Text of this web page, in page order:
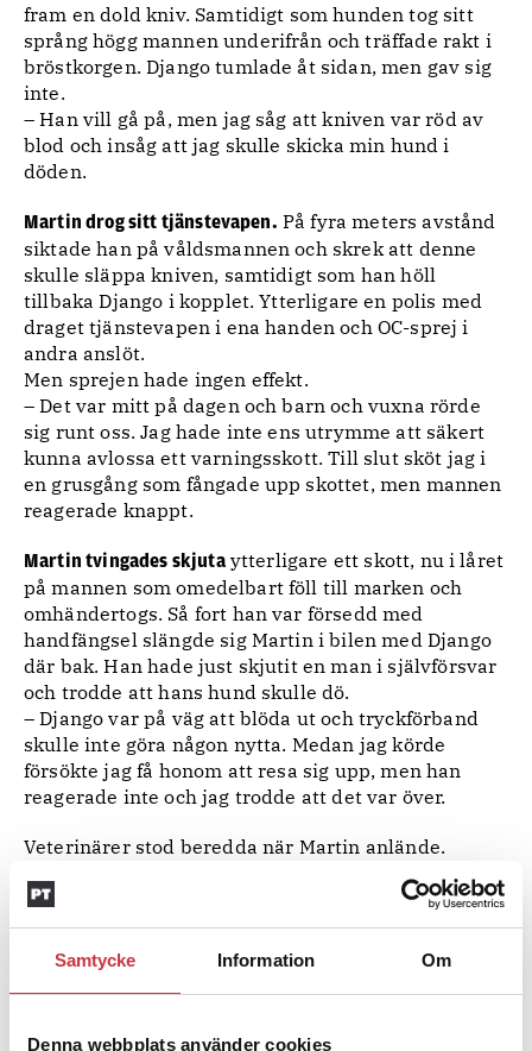
Samtycke Information Om
Denna webbplats använder cookies
fram en dold kniv. Samtidigt som hunden tog sitt
språng högg mannen underifrån och träffade rakt i
bröstkorgen. Django tumlade åt sidan, men gav sig
inte.
– Han vill gå på, men jag såg att kniven var röd av
blod och insåg att jag skulle skicka min hund i
döden.
Martin drog sitt tjänstevapen. På fyra meters avstånd
siktade han på våldsmannen och skrek att denne
skulle släppa kniven, samtidigt som han höll
tillbaka Django i kopplet. Ytterligare en polis med
draget tjänstevapen i ena handen och OC-sprej i
andra anslöt.
Men sprejen hade ingen effekt.
– Det var mitt på dagen och barn och vuxna rörde
sig runt oss. Jag hade inte ens utrymme att säkert
kunna avlossa ett varningsskott. Till slut sköt jag i
en grusgång som fångade upp skottet, men mannen
reagerade knappt.
Martin tvingades skjutaytterligare ett skott, nu i låret
på mannen som omedelbart föll till marken och
omhändertogs. Så fort han var försedd med
handfängsel slängde sig Martin i bilen med Django
där bak. Han hade just skjutit en man i självförsvar
och trodde att hans hund skulle dö.
– Django var på väg att blöda ut och tryckförband
skulle inte göra någon nytta. Medan jag körde
försökte jag få honom att resa sig upp, men han
reagerade inte och jag trodde att det var över.
Veterinärer stod beredda när Martin anlände.
Django var vid liv.
Hunden bars över till en bår och rullades iväg, efter
en akut operation svävade han först mellan liv och
död. Martin visar ärren som nu täcks av päls. Det